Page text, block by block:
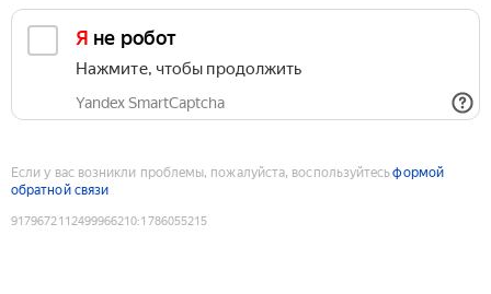
Я не робот
Нажмите, чтобы продолжить
Yandex SmartCaptcha
Если у вас возникли проблемы, пожалуйста, воспользуйтесьформой
обратной связи
9179672112499966210:1786055215